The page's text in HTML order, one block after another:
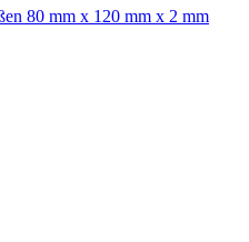
80 mm x 120 mm x 2 mm